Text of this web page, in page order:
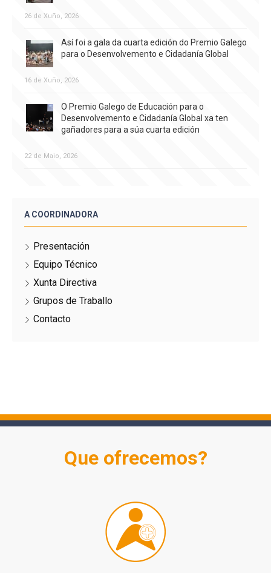
26 de Xuño, 2026
Así foi a gala da cuarta edición do Premio Galego
para o Desenvolvemento e Cidadanía Global
16 de Xuño, 2026
O Premio Galego de Educación para o
Desenvolvemento e Cidadanía Global xa ten
gañadores para a súa cuarta edición
22 de Maio, 2026
A COORDINADORA
Presentación
Equipo Técnico
Xunta Directiva
Grupos de Traballo
Contacto
Que ofrecemos?